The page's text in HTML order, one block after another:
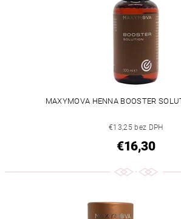
MAXYMOVA HENNA BOOSTER
€13,25 bez DPH
€16,30